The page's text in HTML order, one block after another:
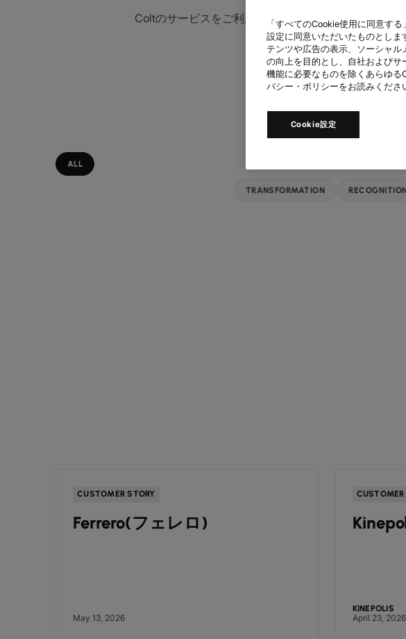
Coltのサービスをご利用いただいているお客様の導入
Topic
ALL
TRANSFORMATION RECOGNITION
CUSTOMER STORY
Ferrero(フェレロ)
May 13, 2026
CUSTOMER
KINEPOLIS
April 23, 2026
「すべてのCookie使用に同意す
設定に同意いただいたものとしま
テンツや広告の表示、ソーシャ
の向上を目的とし、自社および
機能に必要なものを除くあらゆ
バシー・ポリシーをお読みくださ
Cookie設定